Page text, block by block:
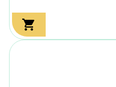
